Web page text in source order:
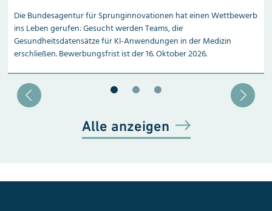
Die Bundesagentur für Sprunginnovationen hat einen Wettbewerb
ins Leben gerufen: Gesucht werden Teams, die
Gesundheitsdatensätze für KI-Anwendungen in der Medizin
erschließen. Bewerbungsfrist ist der 16. Oktober 2026.
Alle anzeigen